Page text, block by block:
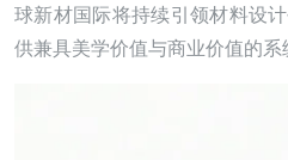
球新材国际将持续引领材料设
供兼具美学价值与商业价值的系